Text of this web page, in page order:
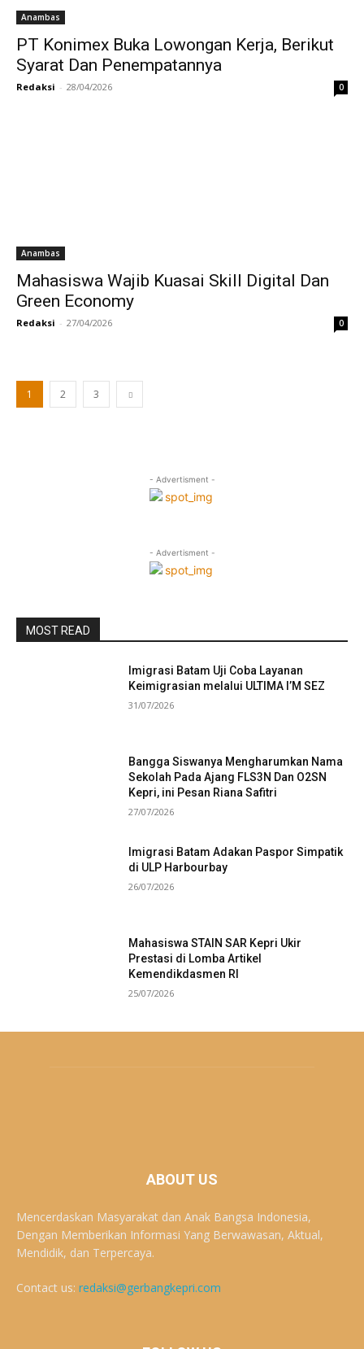
Anambas
PT Konimex Buka Lowongan Kerja, Berikut
Syarat Dan Penempatannya
Redaksi - 28/04/2026 0
Anambas
Mahasiswa Wajib Kuasai Skill Digital Dan
Green Economy
Redaksi - 27/04/2026 0
1 2 3
- Advertisment -
- Advertisment -
MOST READ
Imigrasi Batam Uji Coba Layanan
Keimigrasian melalui ULTIMA I’M SEZ
31/07/2026
Bangga Siswanya Mengharumkan Nama
Sekolah Pada Ajang FLS3N Dan O2SN
Kepri, ini Pesan Riana Safitri
27/07/2026
Imigrasi Batam Adakan Paspor Simpatik
di ULP Harbourbay
26/07/2026
Mahasiswa STAIN SAR Kepri Ukir
Prestasi di Lomba Artikel
Kemendikdasmen RI
25/07/2026
ABOUT US
Mencerdaskan Masyarakat dan Anak Bangsa Indonesia,
Dengan Memberikan Informasi Yang Berwawasan, Aktual,
Mendidik, dan Terpercaya.
Contact us: redaksi@gerbangkepri.com